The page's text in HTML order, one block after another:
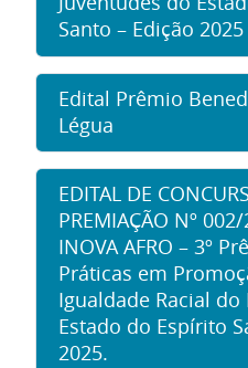
Santo – Edição 2025
Edital Prêmio
Légua
EDITAL DE
PREMIAÇÃO Nº 002/
INOVA AFRO – 3º
Práticas em
Igualdade Racial do
Estado do Espírito
2025.